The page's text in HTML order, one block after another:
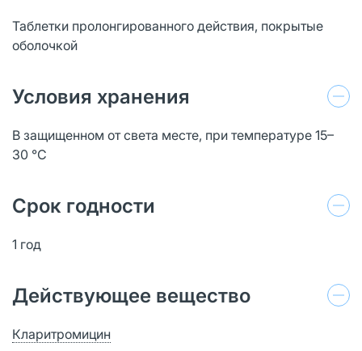
Таблетки пролонгированного действия, покрытые
оболочкой
Условия хранения
В защищенном от света месте, при температуре 15–
30 °C
Срок годности
1 год
Действующее вещество
Кларитромицин